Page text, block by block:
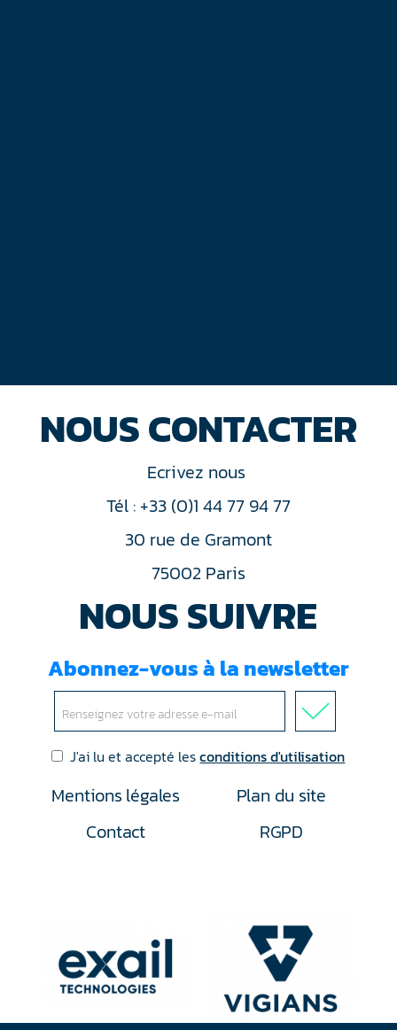
NOUS CONTACTER
Ecrivez nous
Tél : +33 (0)1 44 77 94 77
30 rue de Gramont
75002 Paris
NOUS SUIVRE
Abonnez-vous à la newsletter
J'ai lu et accepté lesconditions d'utilisation
Mentions légales
Plan du site
Contact
RGPD